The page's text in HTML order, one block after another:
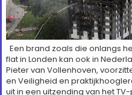
Een brand zoals die onlangs
flat in Londen kan ook in
Pieter van Vollenhoven,
en Veiligheid en
uit in een uitzending van het TV-